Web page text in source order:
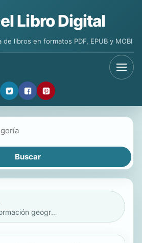
Libro Digital
libros en formatos PDF, EPUB y MOBI
Sistemas de información geográfica aplicados a la gestión del territorio